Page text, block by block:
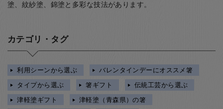
塗、紋紗塗、錦塗と多彩な技法があります。
カテゴリ・タグ
利用シーンから選ぶ
バレンタインデーにオススメ箸
タイプから選ぶ
箸ギフト
伝統工芸から選ぶ
津軽塗ギフト
津軽塗（青森県）の箸